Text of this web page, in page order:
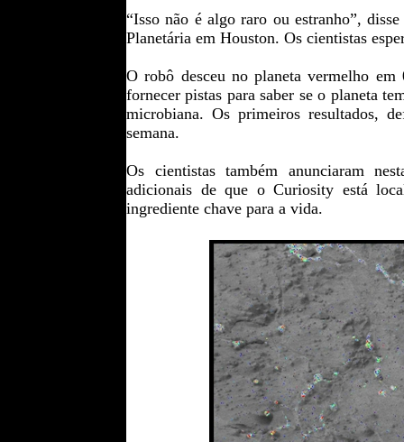
“Isso não é algo raro ou estranho”,
Planetária em Houston. Os cientistas
O robô desceu no planeta vermelho
fornecer pistas para saber se o planeta
microbiana. Os primeiros resultados,
semana.
Os cientistas também anunciaram
adicionais de que o Curiosity está
ingrediente chave para a vida.